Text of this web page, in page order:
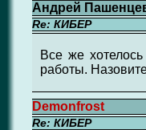
Андрей
Re: КИБЕР
Все же
работы.
Demonfrost
Re: КИБЕР